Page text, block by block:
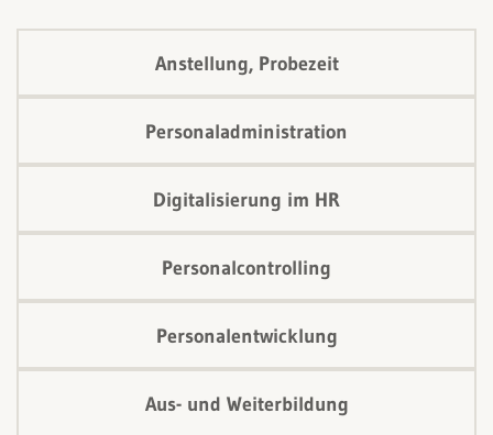
Anstellung, Probezeit
Personaladministration
Digitalisierung im HR
Personalcontrolling
Personalentwicklung
Aus- und Weiterbildung